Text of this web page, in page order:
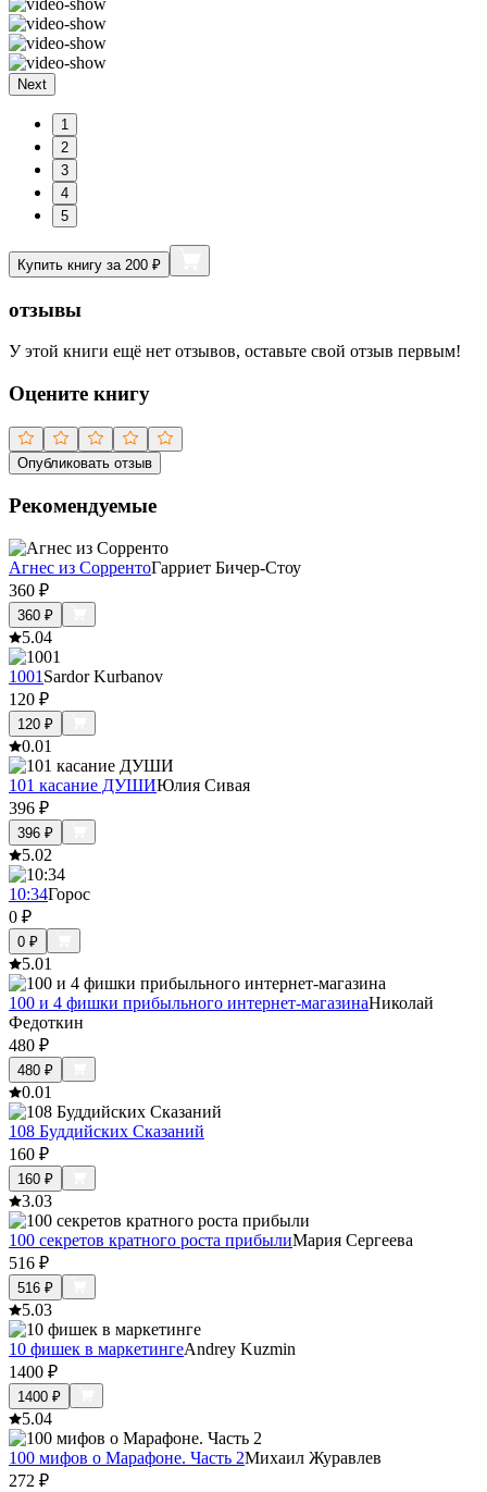
Next
1
2
3
4
5
Купить книгу за 200 ₽
отзывы
У этой книги ещё нет отзывов, оставьте свой отзыв первым!
Оцените книгу
Опубликовать отзыв
Рекомендуемые
Агнес из СоррентоГарриет Бичер-Стоу
360 ₽
360 ₽
5.04
1001 Sardor Kurbanov
120 ₽
120 ₽
0.01
101 касание ДУШИЮлия Сивая
396 ₽
396 ₽
5.02
10:34Горос
0 ₽
0 ₽
5.01
100 и 4 фишки прибыльного интернет-магазинаНиколай
Федоткин
480 ₽
480 ₽
0.01
108 Буддийских Сказаний
160 ₽
160 ₽
3.03
100 секретов кратного роста прибылиМария Сергеева
516 ₽
516 ₽
5.03
10 фишек в маркетингеAndrey Kuzmin
1400 ₽
1400 ₽
5.04
100 мифов о Марафоне. Часть 2Михаил Журавлев
272 ₽